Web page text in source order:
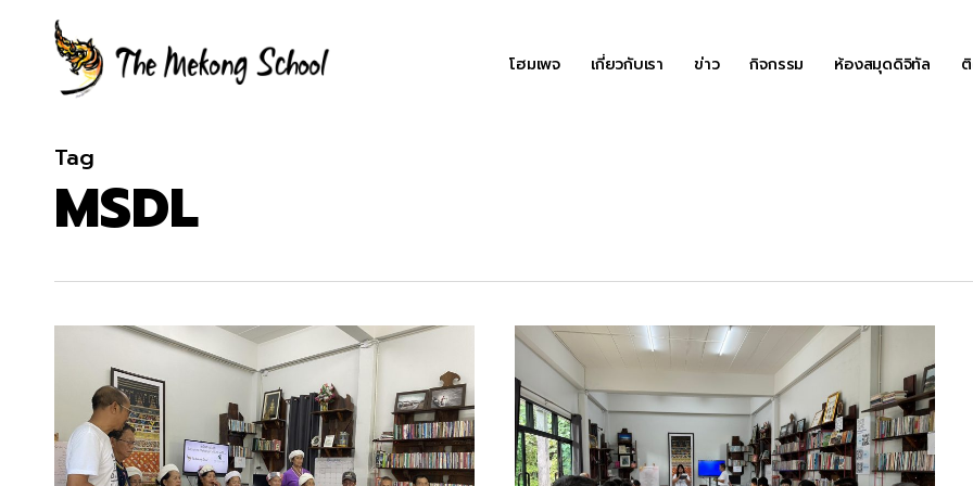
โฮมเพจ เกี่ยวกับเรา ข่าว กิจกรรม ห้องสมุดดิจิทัล
Tag
MSDL